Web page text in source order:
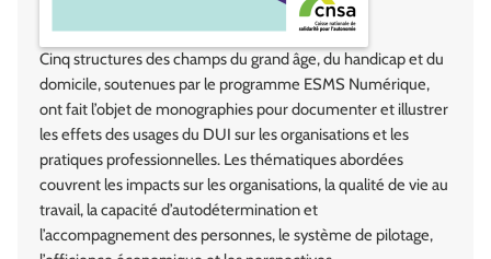
Cinq structures des champs du grand âge, du handicap et du
domicile, soutenues par le programme ESMS Numérique,
ont fait l’objet de monographies pour documenter et illustrer
les effets des usages du DUI sur les organisations et les
pratiques professionnelles. Les thématiques abordées
couvrent les impacts sur les organisations, la qualité de vie au
travail, la capacité d’autodétermination et
l’accompagnement des personnes, le système de pilotage,